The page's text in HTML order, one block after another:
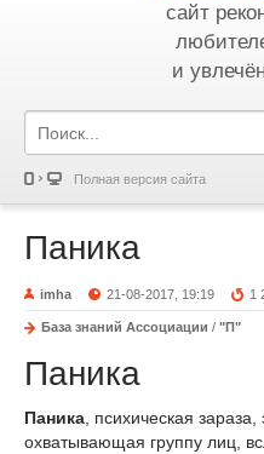
сайт
и
Полная версия сайта
Паника
imha 21-08-2017, 19:19 1
База знаний Ассоциации / "П"
Паника
Паника , психическая
охватывающая группу лиц,